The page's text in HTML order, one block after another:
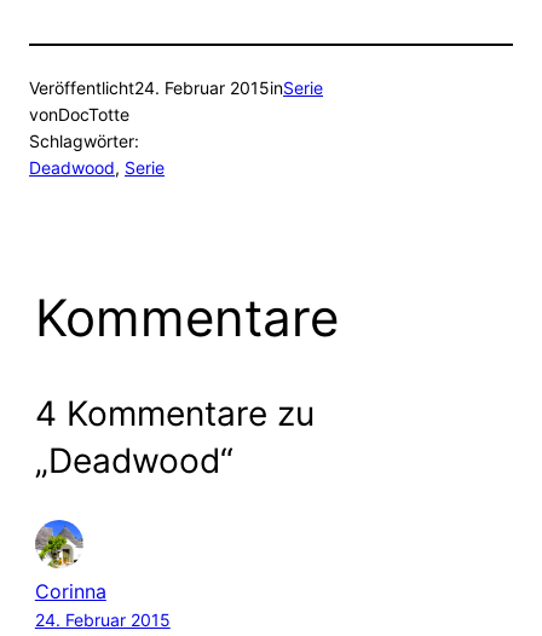
Veröffentlicht24. Februar 2015inSerie
vonDocTotte
Schlagwörter:
Deadwood, Serie
Kommentare
4 Kommentare zu
„Deadwood“
Corinna
24. Februar 2015